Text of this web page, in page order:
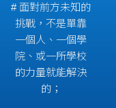
# 面對前方未知的
挑戰，不是單靠
一個人、一個學
院、或一所學校
的力量就能解決
的；